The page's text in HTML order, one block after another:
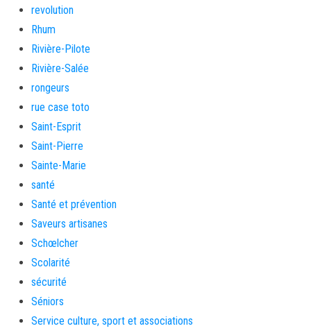
revolution
Rhum
Rivière-Pilote
Rivière-Salée
rongeurs
rue case toto
Saint-Esprit
Saint-Pierre
Sainte-Marie
santé
Santé et prévention
Saveurs artisanes
Schœlcher
Scolarité
sécurité
Séniors
Service culture, sport et associations